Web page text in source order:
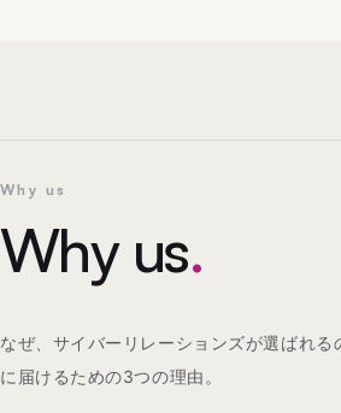
Why us
Why us.
なぜ、サイバーリレーションズが選ばれる
に届けるための3つの理由。